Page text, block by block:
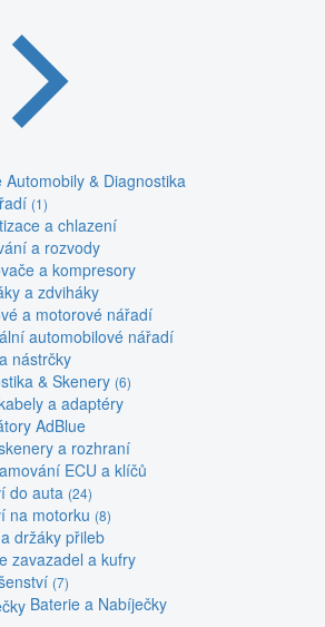
& Diagnostika
(1)
a chlazení
a rozvody
a kompresory
a zdviháky
a motorové nářadí
automobilové nářadí
nástrčky
& Skenery (6)
a adaptéry
AdBlue
a rozhraní
ECU a klíčů
do auta (24)
na motorku (8)
držáky přileb
zavazadel a kufry
(7)
Baterie a Nabíječky